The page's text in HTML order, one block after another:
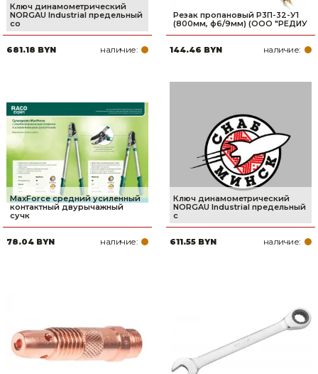
Ключ динамометрический
NORGAU Industrial предельный
со
681.18 BYN наличие:
Резак пропановый Р3П-32-У1
(800мм, ф6/9мм) (ООО "РЕДИУ
144.46 BYN наличие:
MaxForce средний усиленный
контактный двурычажный
сучк
78.04 BYN наличие:
Ключ динамометрический
NORGAU Industrial предельный
с
611.55 BYN наличие: